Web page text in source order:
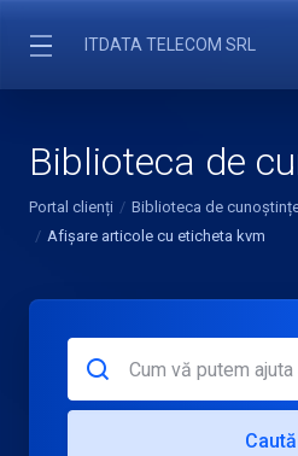
ITDATA TELECOM SRL
Biblioteca de
Portal clienți
Biblioteca de
Afișare articole cu eticheta kvm
Caută